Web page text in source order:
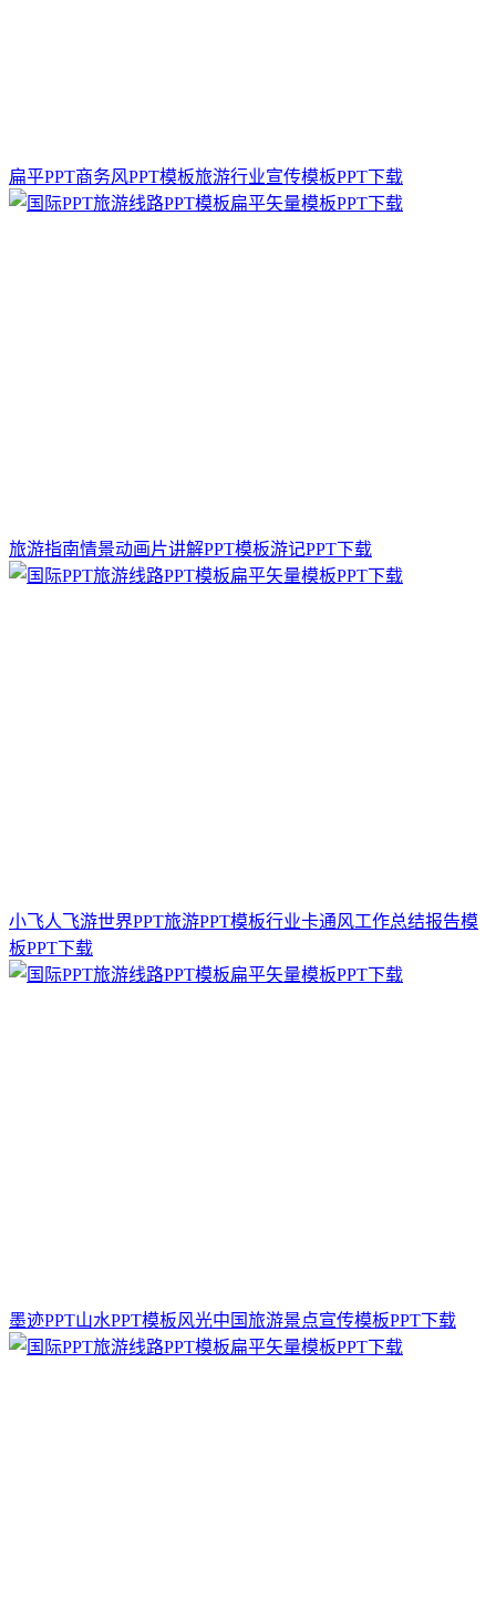
扁平PPT商务风PPT模板旅游行业宣传模板PPT下载
旅游指南情景动画片讲解PPT模板游记PPT下载
小飞人飞游世界PPT旅游PPT模板行业卡通风工作总结报告模
板PPT下载
墨迹PPT山水PPT模板风光中国旅游景点宣传模板PPT下载